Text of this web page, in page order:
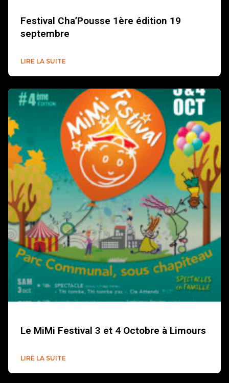
Festival Cha’Pousse 1ère édition 19
septembre
LIRE LA SUITE
Le MiMi Festival 3 et 4 Octobre à Limours
LIRE LA SUITE